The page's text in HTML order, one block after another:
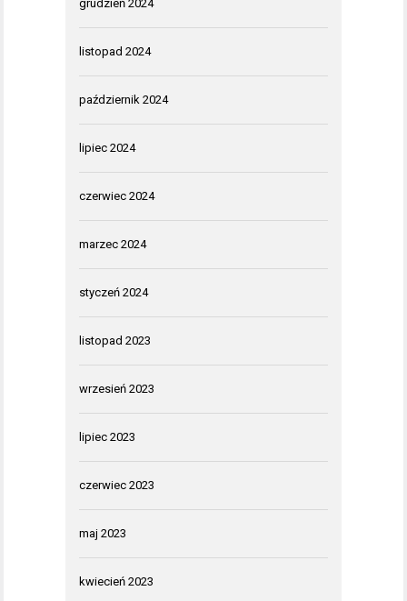
grudzień 2024
listopad 2024
październik 2024
lipiec 2024
czerwiec 2024
marzec 2024
styczeń 2024
listopad 2023
wrzesień 2023
lipiec 2023
czerwiec 2023
maj 2023
kwiecień 2023